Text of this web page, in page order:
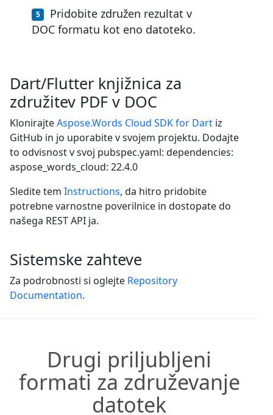
Pridobite združen rezultat v
DOC formatu kot eno datoteko.
Dart/Flutter knjižnica za
združitev PDF v DOC
KlonirajteAspose.Words Cloud SDK for Dart iz
GitHub in jo uporabite v svojem projektu. Dodajte
to odvisnost v svoj pubspec.yaml: dependencies:
aspose_words_cloud: 22.4.0
Sledite tem Instructions, da hitro pridobite
potrebne varnostne poverilnice in dostopate do
našega REST API ja.
Sistemske zahteve
Za podrobnosti si oglejte Repository
Documentation.
Drugi priljubljeni
formati za združevanje
datotek